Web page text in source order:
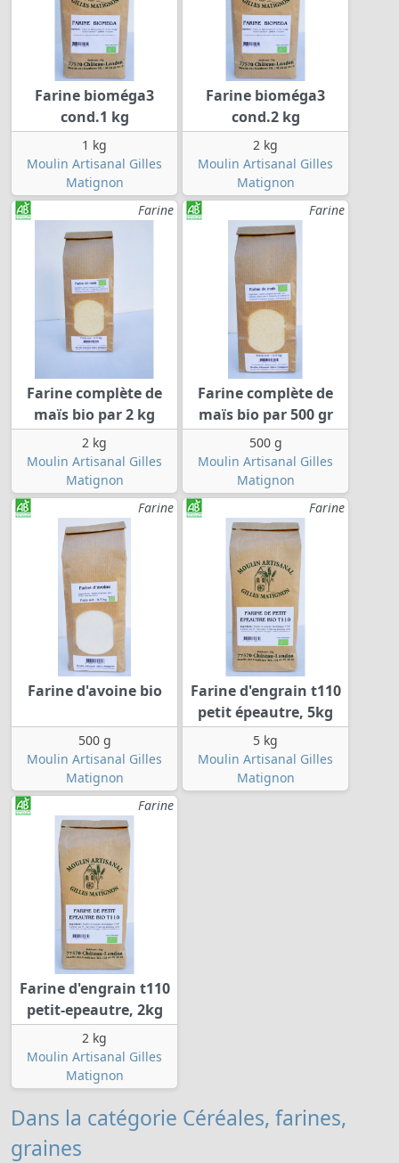
Farine bioméga3
cond.1 kg
1 kg
Moulin Artisanal Gilles
Matignon
Farine bioméga3
cond.2 kg
2 kg
Moulin Artisanal Gilles
Matignon
Farine
Farine complète de
maïs bio par 2 kg
2 kg
Moulin Artisanal Gilles
Matignon
Farine
Farine complète de
maïs bio par 500 gr
500 g
Moulin Artisanal Gilles
Matignon
Farine
Farine d'avoine bio
500 g
Moulin Artisanal Gilles
Matignon
Farine
Farine d'engrain t110
petit épeautre, 5kg
5 kg
Moulin Artisanal Gilles
Matignon
Farine
Farine d'engrain t110
petit-epeautre, 2kg
2 kg
Moulin Artisanal Gilles
Matignon
Dans la catégorie Céréales, farines,
graines